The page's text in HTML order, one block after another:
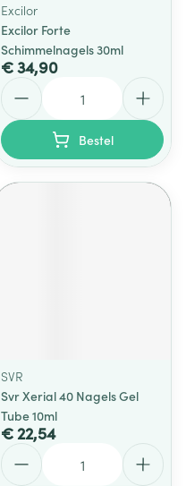
Excilor
Excilor Forte
Schimmelnagels 30ml
€ 34,90
Bestel
SVR
Svr Xerial 40 Nagels Gel
Tube 10ml
€ 22,54